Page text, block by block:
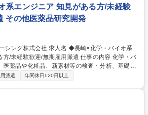
修中に面談を行い、あなたの志向性や特性に合わ
め、完全未経験でも安心してスタートできます。
ニア◇研修充実！未経験歓迎/無期雇用派遣
系エンジニア 知見がある方/未経験
その他医薬品研究開発
人名 ◆長崎×化学・バイオ系
迎/無期雇用派遣 仕事の内容 化学・バ
医薬品や化粧品、新素材等の検査・分析、基礎研
奈川（化学）や東京（バイオ）の専門施設で1か
入社後は】化学は神奈川、バイオは東京の専門
施。化学はHPLCやGCの実機操作、バイオは細
派遣 年間休日120日以上